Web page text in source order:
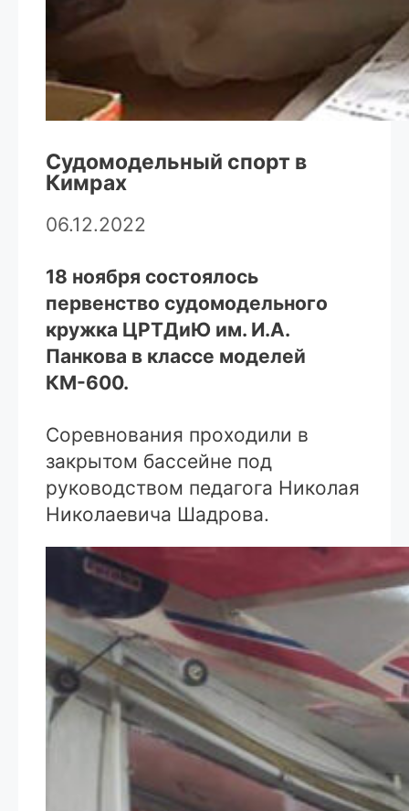
Судомодельный спорт в
Кимрах
06.12.2022
18 ноября состоялось
первенство судомодельного
кружка ЦРТДиЮ им. И.А.
Панкова в классе моделей
КМ-600.
Соревнования проходили в
закрытом бассейне под
руководством педагога Николая
Николаевича Шадрова.